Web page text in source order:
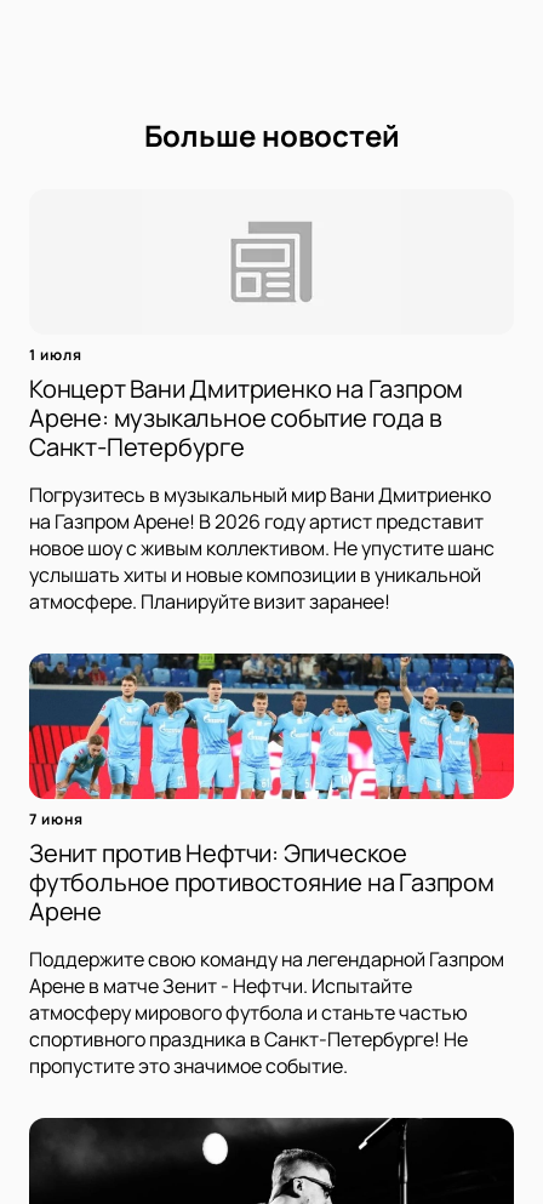
Больше новостей
1 июля
Концерт Вани Дмитриенко на Газпром
Арене: музыкальное событие года в
Санкт-Петербурге
Погрузитесь в музыкальный мир Вани Дмитриенко
на Газпром Арене! В 2026 году артист представит
новое шоу с живым коллективом. Не упустите шанс
услышать хиты и новые композиции в уникальной
атмосфере. Планируйте визит заранее!
7 июня
Зенит против Нефтчи: Эпическое
футбольное противостояние на Газпром
Арене
Поддержите свою команду на легендарной Газпром
Арене в матче Зенит - Нефтчи. Испытайте
атмосферу мирового футбола и станьте частью
спортивного праздника в Санкт-Петербурге! Не
пропустите это значимое событие.